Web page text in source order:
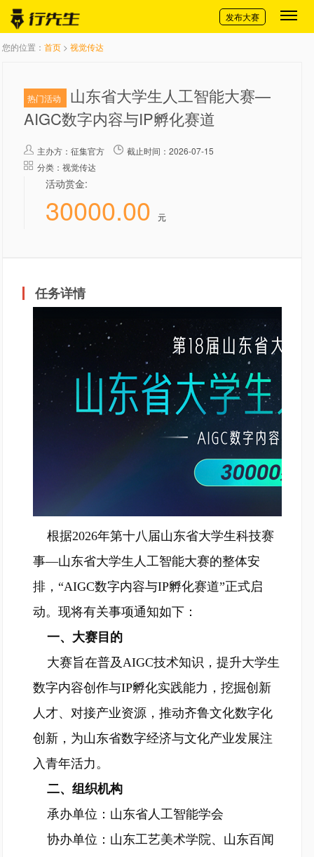
切换导航
发布大赛
您的位置： 首页 > 视觉传达
热门活动
山东省大学生人工智能大赛—
AIGC数字内容与IP孵化赛道
主办方： 征集官方
截止时间：2026-07-15
分类：视觉传达
活动赏金:
30000.00 元
任务详情
根据2026年第十八届山东省大学生科技赛
事—山东省大学生人工智能大赛的整体安
排，“AIGC数字内容与IP孵化赛道”正式启
动。现将有关事项通知如下：
一、大赛目的
大赛旨在普及AIGC技术知识，提升大学生
数字内容创作与IP孵化实践能力，挖掘创新
人才、对接产业资源，推动齐鲁文化数字化
创新，为山东省数字经济与文化产业发展注
入青年活力。
二、组织机构
承办单位：山东省人工智能学会
协办单位：山东工艺美术学院、山东百闻